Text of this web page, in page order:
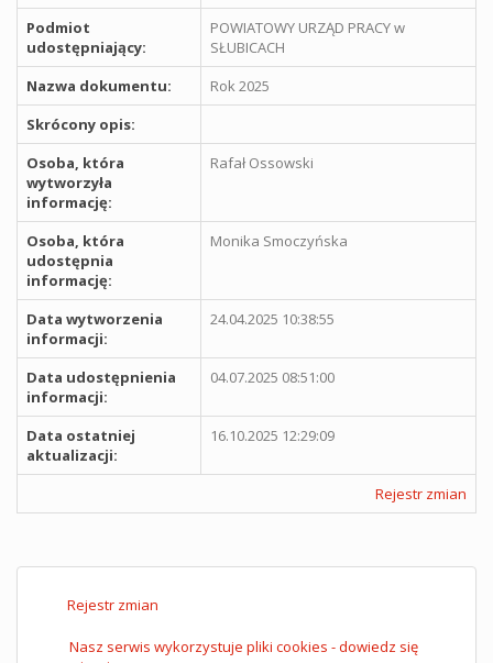
Podmiot
udostępniający:
POWIATOWY URZĄD PRACY w
SŁUBICACH
Nazwa dokumentu:
Rok 2025
Skrócony opis:
Osoba, która
wytworzyła
informację:
Rafał Ossowski
Osoba, która
udostępnia
informację:
Monika Smoczyńska
Data wytworzenia
informacji:
24.04.2025 10:38:55
Data udostępnienia
informacji:
04.07.2025 08:51:00
Data ostatniej
aktualizacji:
16.10.2025 12:29:09
Rejestr zmian
Rejestr zmian
Nasz serwis wykorzystuje pliki cookies - dowiedz się